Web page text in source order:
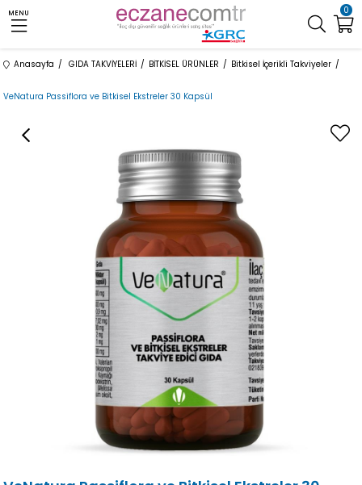
0
MENU
Anasayfa GIDA TAKVİYELERİ BİTKİSEL ÜRÜNLER Bitkisel İçerikli Takviyeler
VeNatura Passiflora ve Bitkisel Ekstreler 30 Kapsül